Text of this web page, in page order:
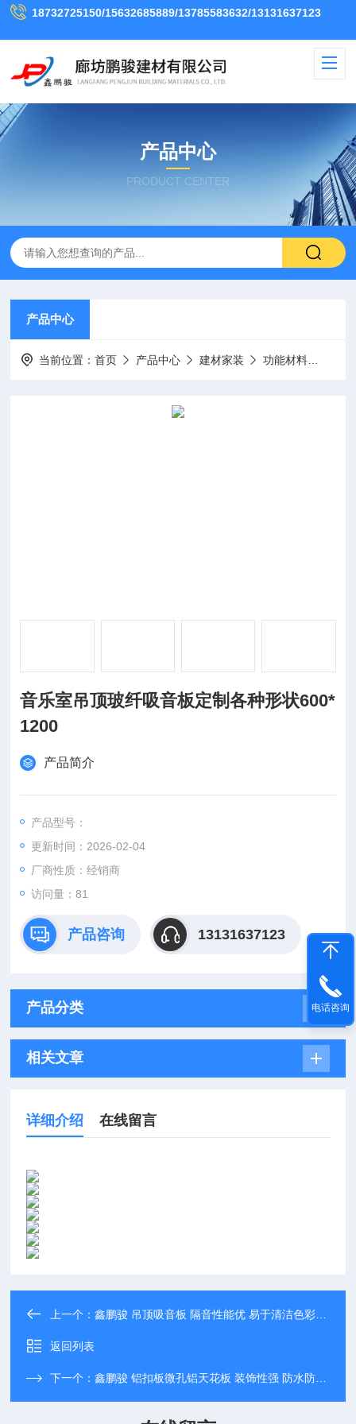
18732725150/15632685889/13785583632/13131637123
产品中心
PRODUCT CENTER
产品中心
当前位置：首页 产品中心 建材家装 功能材料
音乐室吊顶玻纤吸音板定制各种形状600*
1200
产品简介
产品型号：
更新时间：2026-02-04
厂商性质：经销商
访问量：81
产品咨询 13131637123
产品分类
相关文章
详细介绍 在线留言
上一个：鑫鹏骏 吊顶吸音板 隔音性能优 易于清洁色彩丰富 专业生产
返回列表
下一个：鑫鹏骏 铝扣板微孔铝天花板 装饰性强 防水防潮 大量生产
电话咨询